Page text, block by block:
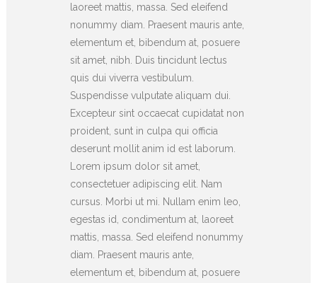
laoreet mattis, massa. Sed eleifend
nonummy diam. Praesent mauris ante,
elementum et, bibendum at, posuere
sit amet, nibh. Duis tincidunt lectus
quis dui viverra vestibulum.
Suspendisse vulputate aliquam dui.
Excepteur sint occaecat cupidatat non
proident, sunt in culpa qui officia
deserunt mollit anim id est laborum.
Lorem ipsum dolor sit amet,
consectetuer adipiscing elit. Nam
cursus. Morbi ut mi. Nullam enim leo,
egestas id, condimentum at, laoreet
mattis, massa. Sed eleifend nonummy
diam. Praesent mauris ante,
elementum et, bibendum at, posuere